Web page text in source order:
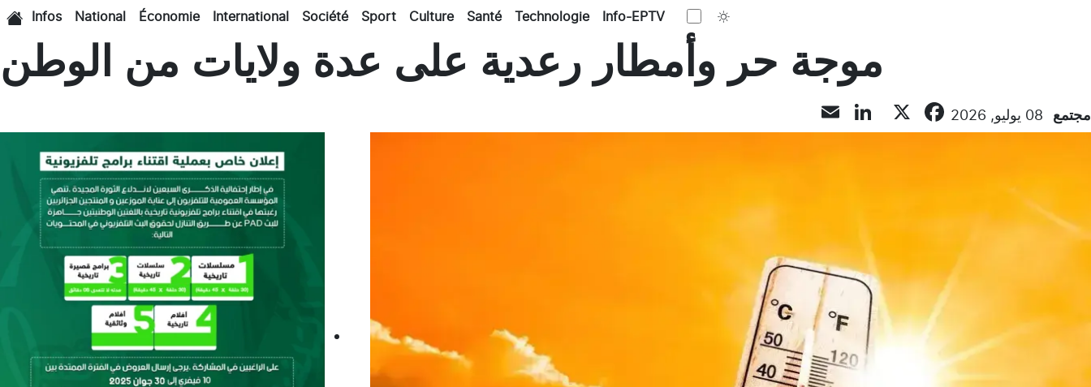
الرئيسية
Infos National Économie International Société Sport Culture Santé Technologie Info-EPTV
موجة حر وأمطار رعدية على عدة ولايات من الوطن
مجتمع 08 يوليو, 2026 Facebook
LinkedIn